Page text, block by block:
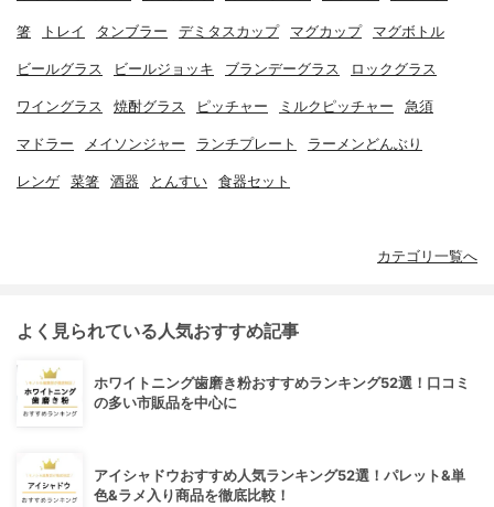
箸 トレイ タンブラー デミタスカップ マグカップ マグボトル
ビールグラス ビールジョッキ ブランデーグラス ロックグラス
ワイングラス 焼酎グラス ピッチャー ミルクピッチャー 急須
マドラー メイソンジャー ランチプレート ラーメンどんぶり
レンゲ 菜箸 酒器 とんすい 食器セット
カテゴリ一覧へ
よく見られている人気おすすめ記事
ホワイトニング歯磨き粉おすすめランキング52選！口コミ
の多い市販品を中心に
アイシャドウおすすめ人気ランキング52選！パレット&単
色&ラメ入り商品を徹底比較！